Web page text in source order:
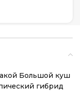
Большой куш
гибрид